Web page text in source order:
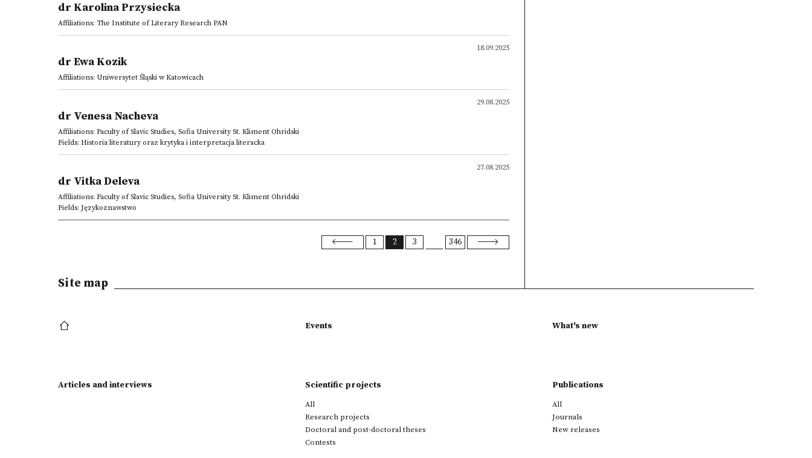
dr Karolina Przysiecka
Affiliations: The Institute of Literary Research PAN
18.09.2025
dr Ewa Kozik
Affiliations: Uniwersytet Śląski w Katowicach
29.08.2025
dr Venesa Nacheva
Affiliations: Faculty of Slavic Studies, Sofia University St. Kliment Ohridski
Fields: Historia literatury oraz krytyka i interpretacja literacka
27.08.2025
dr Vitka Deleva
Affiliations: Faculty of Slavic Studies, Sofia University St. Kliment Ohridski
Fields: Językoznawstwo
1 2 3 346
Site map
Events What's new
Articles and interviews Scientific projects
All
Research projects
Doctoral and post-doctoral theses
Contests
Publications
All
Journals
New releases